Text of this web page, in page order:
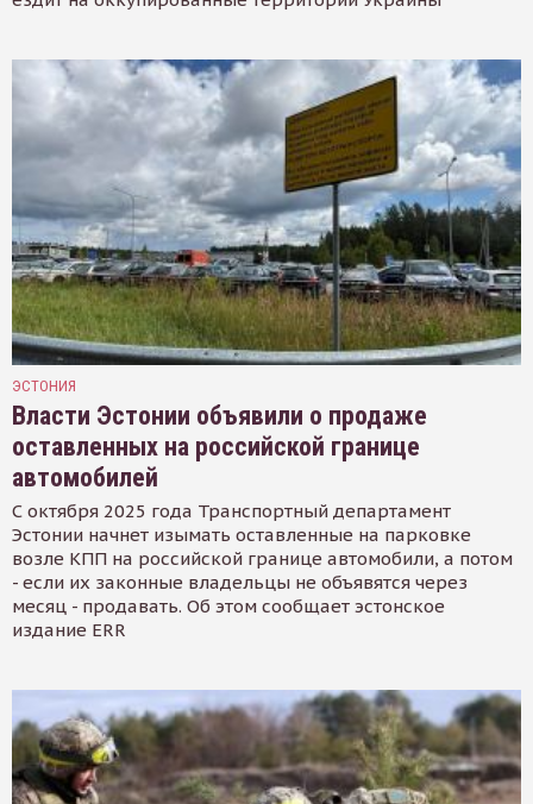
ЭСТОНИЯ
Власти Эстонии объявили о продаже
оставленных на российской границе
автомобилей
С октября 2025 года Транспортный департамент
Эстонии начнет изымать оставленные на парковке
возле КПП на российской границе автомобили, а потом
- если их законные владельцы не объявятся через
месяц - продавать. Об этом сообщает эстонское
издание ERR